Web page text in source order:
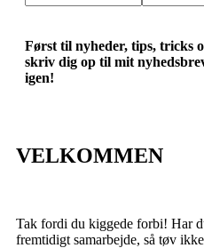
Først til nyheder, tips, tricks
skriv dig op til mit
igen!
VELKOMMEN
Tak fordi du kiggede forbi! Har
fremtidigt samarbejde, så tøv